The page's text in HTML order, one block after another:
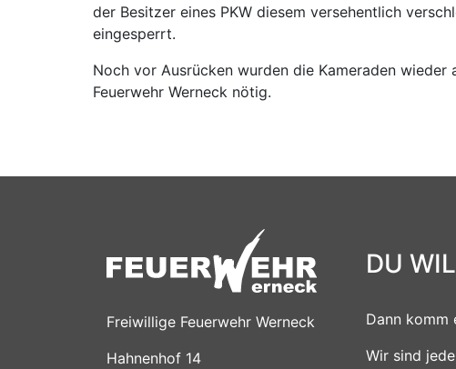
der Besitzer eines PKW diesem versehentlich
eingesperrt.
Noch vor Ausrücken wurden die Kameraden
Feuerwehr Werneck nötig.
Freiwillige Feuerwehr Werneck
Hahnenhof 14
DU
Dann komm
Wir sind